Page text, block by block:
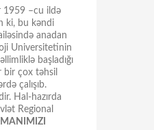
1959 –cu ildə
ki, bu kəndi
anadan
Universitetinin
başladığı
bir çox təhsil
çalışıb.
Hal-hazırda
Regional